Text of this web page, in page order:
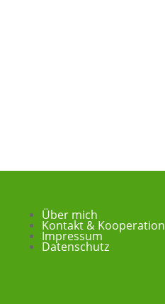
Über mich
Kontakt & Kooperation
Impressum
Datenschutz